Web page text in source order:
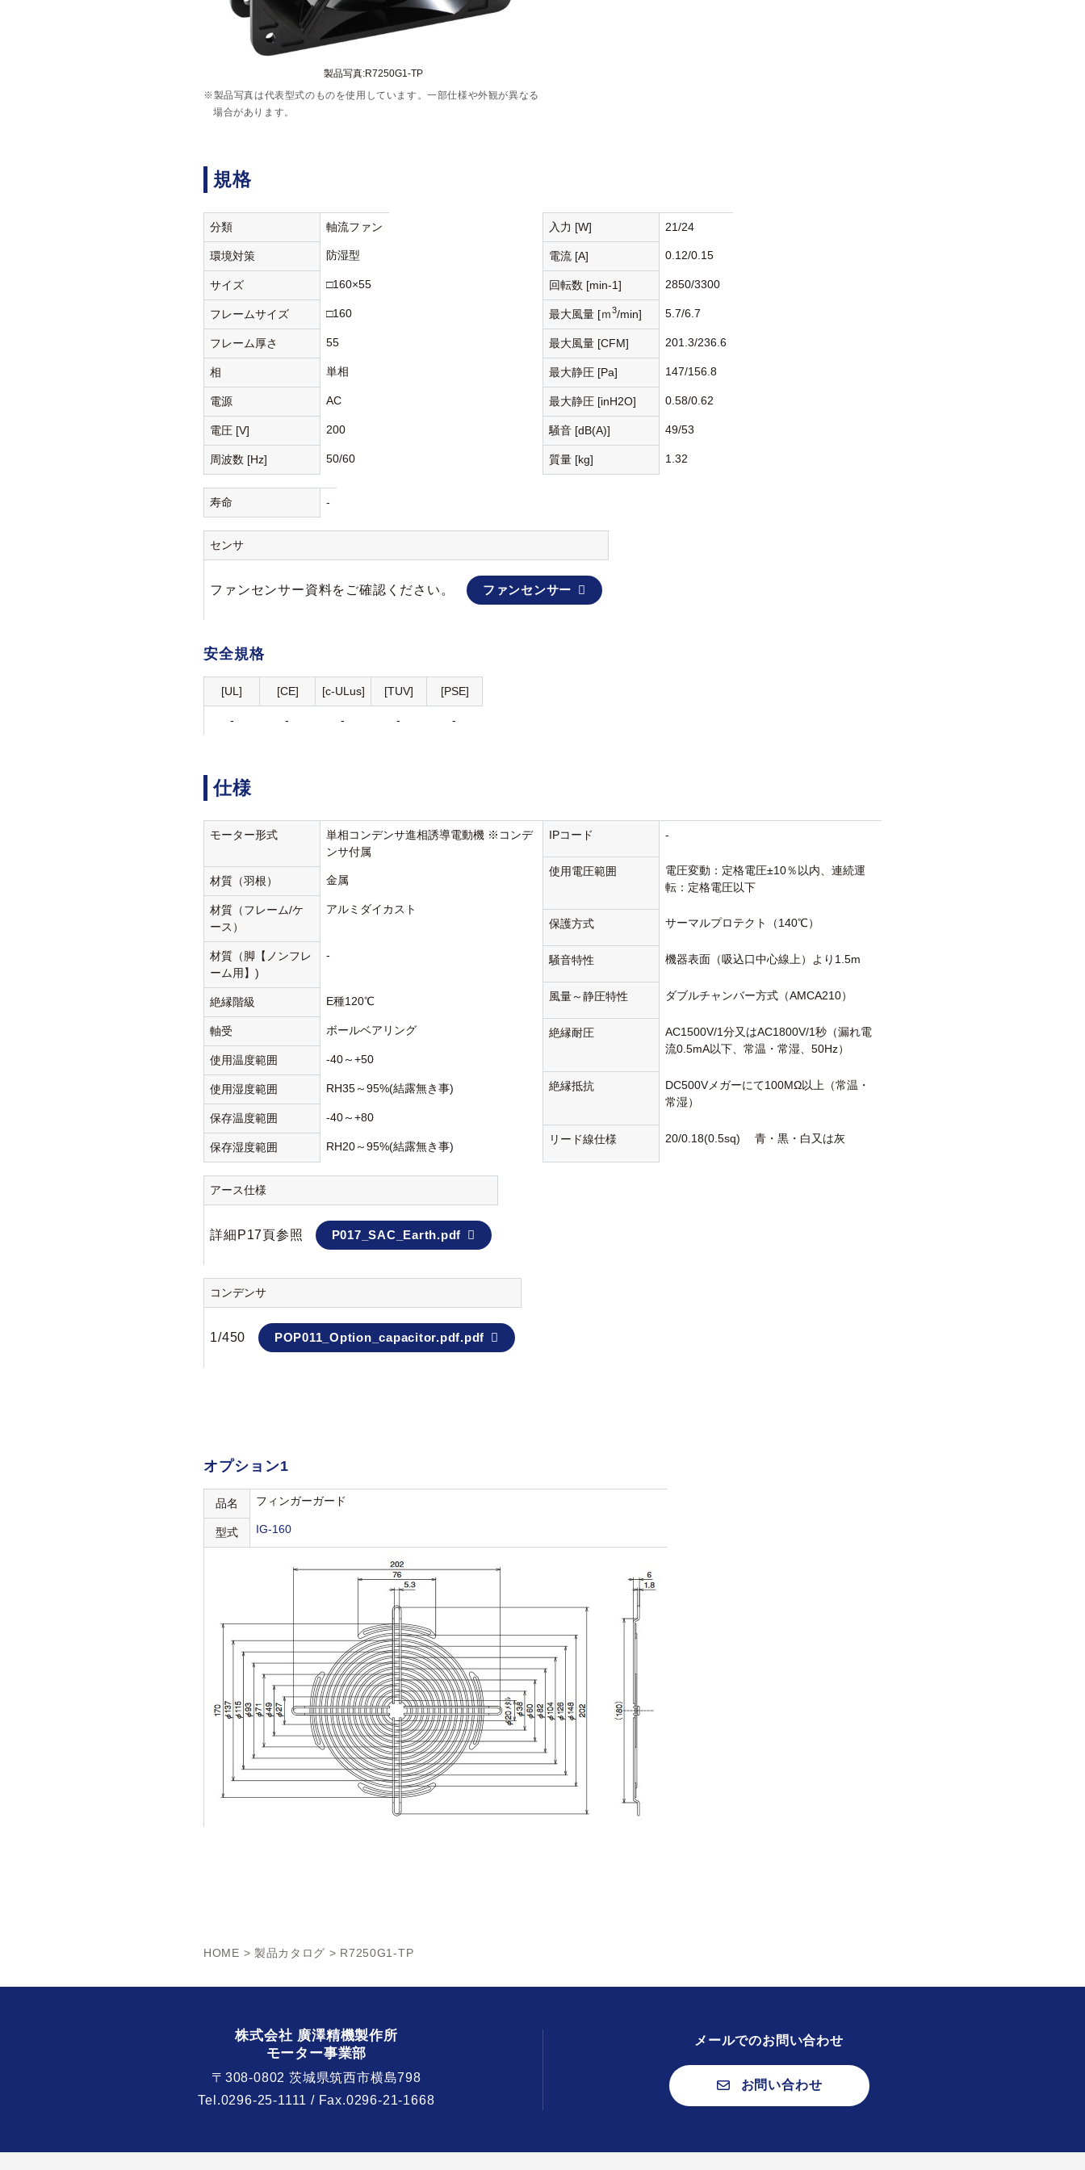
製品写真:R7250G1-TP
※製品写真は代表型式のものを使用しています。一部仕様や外観が異なる
場合があります。
規格
分類 軸流ファン
環境対策 防湿型
サイズ □160×55
フレームサイズ □160
フレーム厚さ 55
相 単相
電源 AC
電圧 [V] 200
周波数 [Hz] 50/60
入力 [W] 21/24
電流 [A] 0.12/0.15
回転数 [min-1] 2850/3300
最大風量 [ｍ3/min] 5.7/6.7
最大風量 [CFM] 201.3/236.6
最大静圧 [Pa] 147/156.8
最大静圧 [inH2O] 0.58/0.62
騒音 [dB(A)] 49/53
質量 [kg] 1.32
寿命 -
センサ
ファンセンサー資料をご確認ください。 ファンセンサー
安全規格
[UL] [CE] [c-ULus] [TUV] [PSE]
- - - - -
仕様
モーター形式
単相コンデンサ進相誘導電動機 ※コンデ
ンサ付属
材質（羽根） 金属
材質（フレーム/ケ
ース）
アルミダイカスト
材質（脚【ノンフレ
ーム用】)
-
絶縁階級 E種120℃
軸受 ボールベアリング
使用温度範囲 -40～+50
使用湿度範囲 RH35～95%(結露無き事)
保存温度範囲 -40～+80
保存湿度範囲 RH20～95%(結露無き事)
IPコード -
使用電圧範囲
電圧変動：定格電圧±10％以内、連続運
転：定格電圧以下
保護方式 サーマルプロテクト（140℃）
騒音特性 機器表面（吸込口中心線上）より1.5m
風量～静圧特性 ダブルチャンバー方式（AMCA210）
絶縁耐圧
AC1500V/1分又はAC1800V/1秒（漏れ電
流0.5mA以下、常温・常湿、50Hz）
絶縁抵抗
DC500Vメガーにて100MΩ以上（常温・
常湿）
リード線仕様 20/0.18(0.5sq) 青・黒・白又は灰
アース仕様
詳細P17頁参照 P017_SAC_Earth.pdf
コンデンサ
1/450 POP011_Option_capacitor.pdf.pdf
オプション1
品名 フィンガーガード
型式 IG-160
HOME > 製品カタログ > R7250G1-TP
メールでのお問い合わせ
お問い合わせ
株式会社 廣澤精機製作所
モーター事業部
〒308-0802 茨城県筑西市横島798
Tel.0296-25-1111 / Fax.0296-21-1668